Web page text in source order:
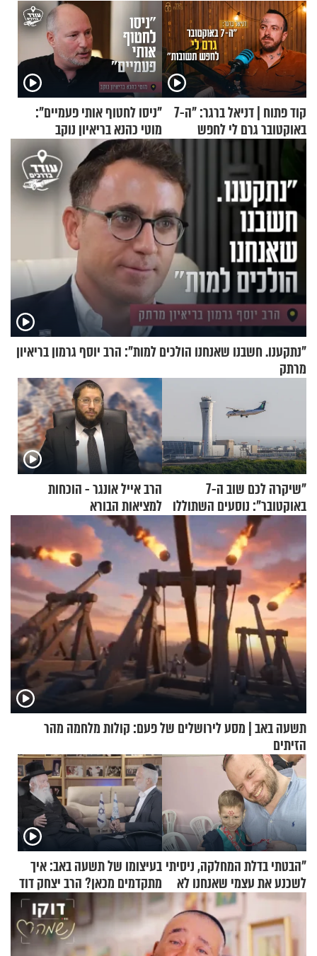
קוד פתוח | דניאל ברגר: "ה-7
באוקטובר גרם לי לחפש
תשובות"
"ניסו לחטוף אותי פעמיים":
מוטי כהנא בריאיון נוקב
"נתקענו. חשבנו שאנחנו הולכים למות": הרב יוסף גרמון בריאיון
מרתק
"שיקרה לכם שוב ה-7
באוקטובר": נוסעים השתוללו
בטיסה לפרנקפורט ונעצרו
לאחר שתקפו שוטרים
הרב אייל אונגר - הוכחות
למציאות הבורא
תשעה באב | מסע לירושלים של פעם: קולות מלחמה מהר
הזיתים
"הבטתי בדלת המחלקה, ניסיתי
לשכנע את עצמי שאנחנו לא
שייכים לשם"
בעיצומו של תשעה באב: איך
מתקדמים מכאן? הרב יצחק דוד
גרוסמן בשיחה מיוחדת